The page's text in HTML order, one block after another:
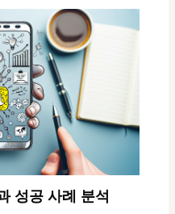
성공 사례 분석